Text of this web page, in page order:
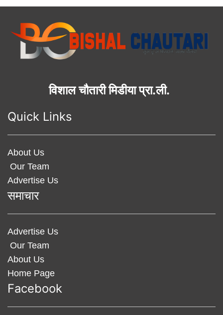
विशाल चौतारी मिडीया प्रा.ली.
Quick Links
About Us
Our Team
Advertise Us
समाचार
Advertise Us
Our Team
About Us
Home Page
Facebook